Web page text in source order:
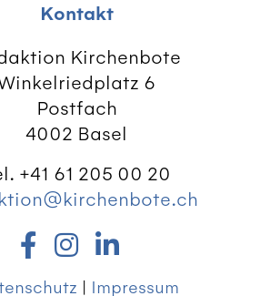
Kontakt
Kirchenbote
6
Postfach
4002 Basel
+41 61 205 00 20
| Impressum